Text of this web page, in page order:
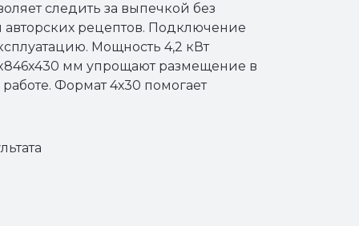
следить за выпечкой без
авторских рецептов. Подключение
Мощность 4,2 кВт
мм упрощают размещение в
Формат 4х30 помогает